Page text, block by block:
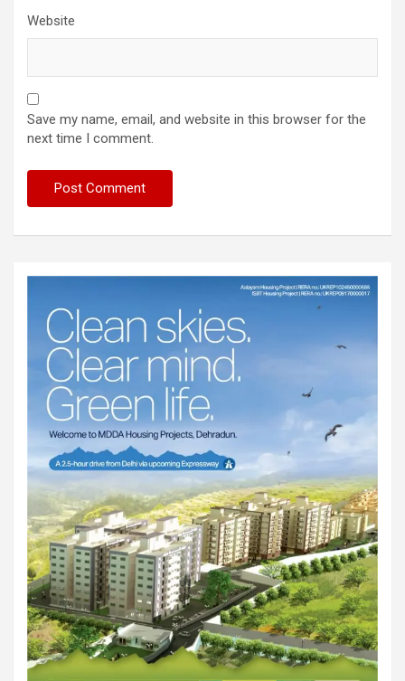
Website
Save my name, email, and website in this browser for the
next time I comment.